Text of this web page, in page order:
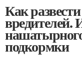
Как
вредителей.
подкормки